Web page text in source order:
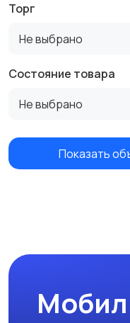
Торг
Не выбрано
Состояние товара
Не выбрано
Показать